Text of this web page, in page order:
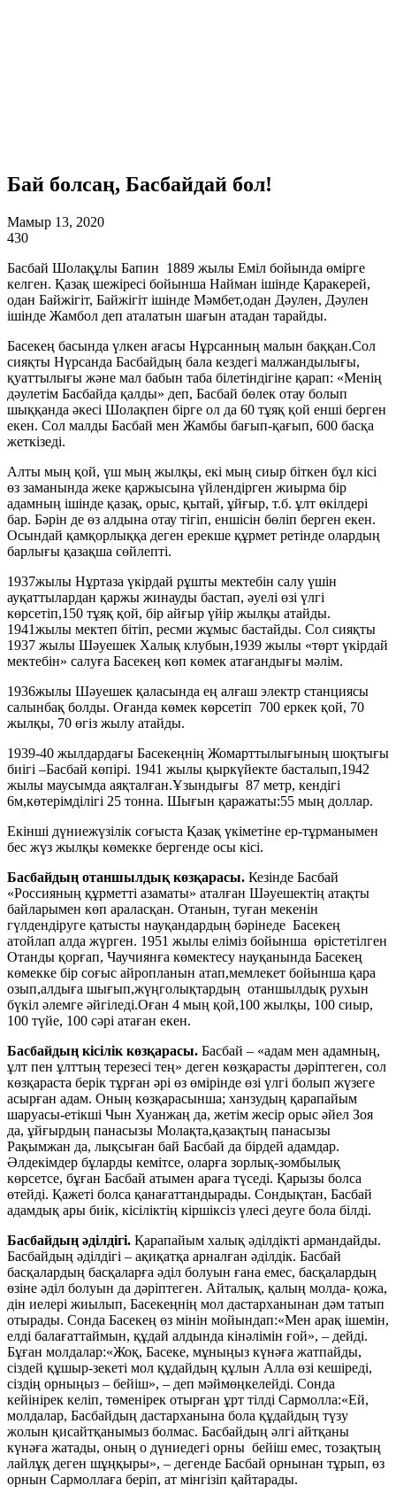
Бай болсаң, Басбайдай бол!
Мамыр 13, 2020
430
Басбай Шолақұлы Бапин 1889 жылы Еміл бойында өмірге
келген. Қазақ шежіресі бойынша Найман ішінде Қаракерей,
одан Байжігіт, Байжігіт ішінде Мәмбет,одан Дәулен, Дәулен
ішінде Жамбол деп аталатын шағын атадан тарайды.
Басекең басында үлкен ағасы Нұрсанның малын баққан.Сол
сияқты Нүрсанда Басбайдың бала кездегі малжандылығы,
қуаттылығы және мал бабын таба білетіндігіне қарап: «Менің
дәулетім Басбайда қалды» деп, Басбай бөлек отау болып
шыққанда әкесі Шолақпен бірге ол да 60 тұяқ қой енші берген
екен. Сол малды Басбай мен Жамбы бағып-қағып, 600 басқа
жеткізеді.
Алты мың қой, үш мың жылқы, екі мың сиыр біткен бұл кісі
өз заманында жеке қаржысына үйлендірген жиырма бір
адамның ішінде қазақ, орыс, қытай, ұйғыр, т.б. ұлт өкілдері
бар. Бәрін де өз алдына отау тігіп, еншісін бөліп берген екен.
Осындай қамқорлыққа деген ерекше құрмет ретінде олардың
барлығы қазақша сөйлепті.
1937жылы Нұртаза үкірдай рұшты мектебін салу үшін
ауқаттылардан қаржы жинауды бастап, әуелі өзі үлгі
көрсетіп,150 тұяқ қой, бір айғыр үйір жылқы атайды.
1941жылы мектеп бітіп, ресми жұмыс бастайды. Сол сияқты
1937 жылы Шәуешек Халық клубын,1939 жылы «төрт үкірдай
мектебін» салуға Басекең көп көмек атағандығы мәлім.
1936жылы Шәуешек қаласында ең алғаш электр станциясы
салынбақ болды. Оғанда көмек көрсетіп 700 еркек қой, 70
жылқы, 70 өгіз жылу атайды.
1939-40 жылдардағы Басекеңнің Жомарттылығының шоқтығы
биігі –Басбай көпірі. 1941 жылы қыркүйекте басталып,1942
жылы маусымда аяқталған.Ұзындығы 87 метр, кендігі
6м,көтерімділігі 25 тонна. Шығын қаражаты:55 мың доллар.
Екінші дүниежүзілік соғыста Қазақ үкіметіне ер-тұрманымен
бес жүз жылқы көмекке бергенде осы кісі.
Басбайдың отаншылдық көзқарасы. Кезінде Басбай
«Россияның құрметті азаматы» аталған Шәуешектің атақты
байларымен көп араласқан. Отанын, туған мекенін
гүлдендіруге қатысты науқандардың бәрінеде Басекең
атойлап алда жүрген. 1951 жылы еліміз бойынша өрістетілген
Отанды қорғап, Чаучиянға көмектесу науқанында Басекең
көмекке бір соғыс айропланын атап,мемлекет бойынша қара
озып,алдыға шығып,жүңголықтардың отаншылдық рухын
бүкіл әлемге әйгіледі.Оған 4 мың қой,100 жылқы, 100 сиыр,
100 түйе, 100 сәрі атаған екен.
Басбайдың кісілік көзқарасы. Басбай – «адам мен адамның,
ұлт пен ұлттың терезесі тең» деген көзқарасты дәріптеген, сол
көзқараста берік тұрған әрі өз өмірінде өзі үлгі болып жүзеге
асырған адам. Оның көзқарасынша; ханзудың қарапайым
шаруасы-етікші Чын Хуанжаң да, жетім жесір орыс әйел Зоя
да, ұйғырдың панасызы Молақта,қазақтың панасызы
Рақымжан да, лықсыған бай Басбай да бірдей адамдар.
Әлдекімдер бұларды кемітсе, оларға зорлық-зомбылық
көрсетсе, бұған Басбай атымен араға түседі. Қарызы болса
өтейді. Қажеті болса қанағаттандырады. Сондықтан, Басбай
адамдық ары биік, кісіліктің кіршіксіз үлесі деуге бола білді.
Басбайдың әділдігі. Қарапайым халық әділдікті армандайды.
Басбайдың әділдігі – ақиқатқа арналған әділдік. Басбай
басқалардың басқаларға әділ болуын ғана емес, басқалардың
өзіне әділ болуын да дәріптеген. Айталық, қалың молда- қожа,
дін иелері жиылып, Басекеңнің мол дастарханынан дәм татып
отырады. Сонда Басекең өз мінін мойындап:«Мен арақ ішемін,
елді балағаттаймын, құдай алдында кінәлімін ғой», – дейді.
Бұған молдалар:«Жоқ, Басеке, мұныңыз күнәға жатпайды,
сіздей құшыр-зекеті мол құдайдың құлын Алла өзі кешіреді,
сіздің орныңыз – бейіш», – деп мәймөңкелейді. Сонда
кейінірек келіп, төменірек отырған ұрт тілді Сармолла:«Ей,
молдалар, Басбайдың дастарханына бола құдайдың түзу
жолын қисайтқанымыз болмас. Басбайдың әлгі айтқаны
күнәға жатады, оның о дүниедегі орны бейіш емес, тозақтың
лайлұқ деген шұңқыры», – дегенде Басбай орнынан тұрып, өз
орнын Сармоллаға беріп, ат мінгізіп қайтарады.